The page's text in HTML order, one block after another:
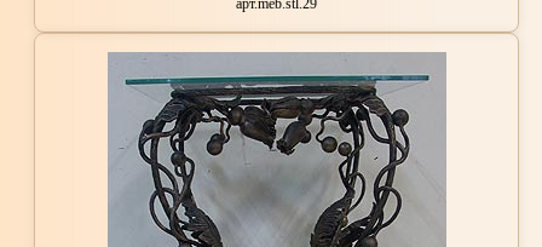
арт.meb.stl.29